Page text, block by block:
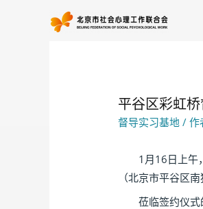
平谷区彩虹
督导实习基地 / 作
1月16日上午，
（北京市平谷区
莅临签约仪式的